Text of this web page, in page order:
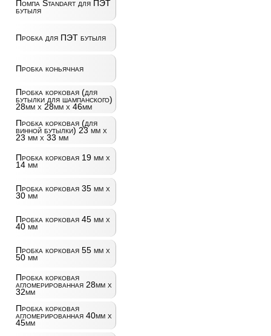
Помпа Standart для ПЭТ
бутыля
Пробка для ПЭТ бутыля
Пробка коньячная
Пробка корковая (для
бутылки для шампанского)
28мм х 28мм х 46мм
Пробка корковая (для
винной бутылки) 23 мм х
23 мм х 33 мм
Пробка корковая 19 мм х
14 мм
Пробка корковая 35 мм х
30 мм
Пробка корковая 45 мм х
40 мм
Пробка корковая 55 мм х
50 мм
Пробка корковая
агломерированная 28мм х
32мм
Пробка корковая
агломерированная 40мм х
45мм